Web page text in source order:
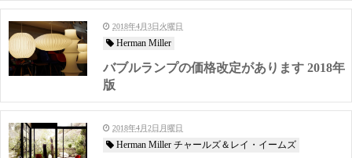
2018年4月3日火曜日
Herman Miller
バブルランプの価格改定があります 2018年
版
2018年4月2日月曜日
Herman Miller チャールズ＆レイ・イームズ